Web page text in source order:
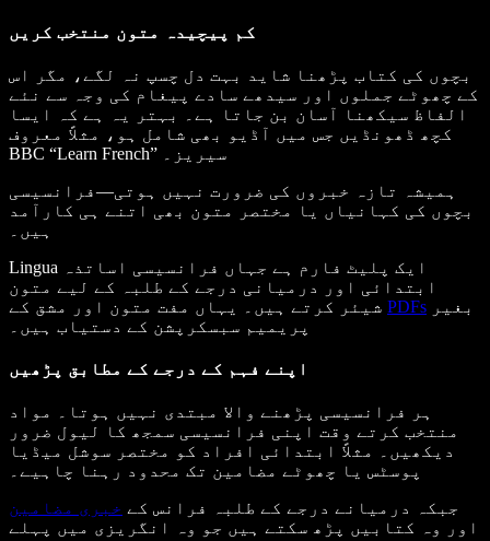
کم پیچیدہ متون منتخب کریں
بچوں کی کتاب پڑھنا شاید بہت دل چسپ نہ لگے، مگر اس
کے چھوٹے جملوں اور سیدھے سادے پیغام کی وجہ سے نئے
الفاظ سیکھنا آسان بن جاتا ہے۔ بہتر یہ ہے کہ ایسا
کچھ ڈھونڈیں جس میں آڈیو بھی شامل ہو، مثلاً معروف
BBC “Learn French” سیریز۔
ہمیشہ تازہ خبروں کی ضرورت نہیں ہوتی—فرانسیسی
بچوں کی کہانیاں یا مختصر متون بھی اتنے ہی کارآمد
ہیں۔
Lingua ایک پلیٹ فارم ہے جہاں فرانسیسی اساتذہ
ابتدائی اور درمیانی درجے کے طلبہ کے لیے متون
PDFs
پریمیم سبسکرپشن کے دستیاب ہیں۔
اپنے فہم کے درجے کے مطابق پڑھیں
ہر فرانسیسی پڑھنے والا مبتدی نہیں ہوتا۔ مواد
منتخب کرتے وقت اپنی فرانسیسی سمجھ کا لیول ضرور
دیکھیں۔ مثلاً ابتدائی افراد کو مختصر سوشل میڈیا
پوسٹس یا چھوٹے مضامین تک محدود رہنا چاہیے۔
جبکہ درمیانے درجے کے طلبہ فرانس کے خبری مضامین
اور وہ کتابیں پڑھ سکتے ہیں جو وہ انگریزی میں پہلے